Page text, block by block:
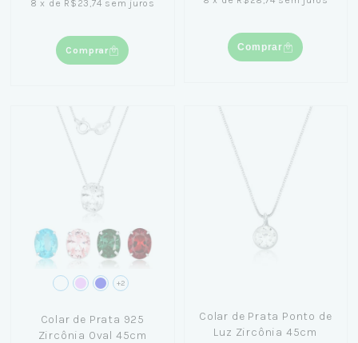
8 x de R$23,74 sem juros
Comprar Comprar
+2
Colar de Prata 925
Zircônia Oval 45cm
Colar de Prata Ponto de
Luz Zircônia 45cm